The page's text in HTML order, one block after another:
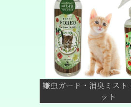
嫌虫ガード・消臭ミスト
ット